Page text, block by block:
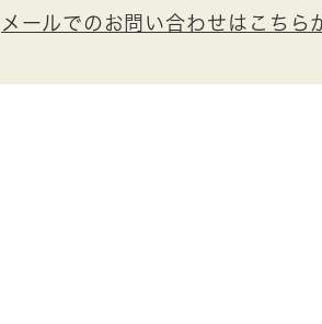
メールでのお問い合わせはこちら